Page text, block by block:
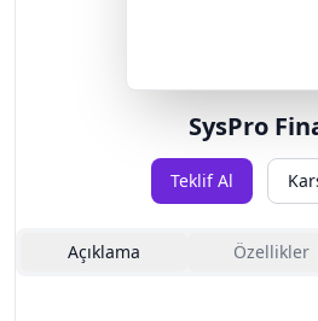
SysPro
Teklif Al
Açıklama Özellikler